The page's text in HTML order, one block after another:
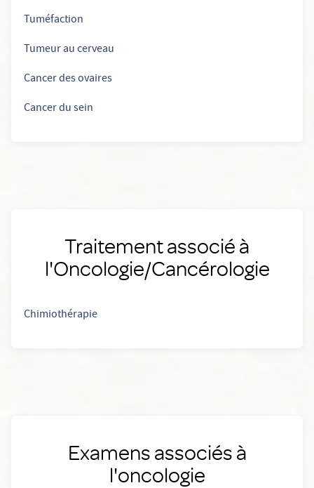
Tuméfaction
Tumeur au cerveau
Cancer des ovaires
Cancer du sein
Traitement associé à
l'Oncologie/Cancérologie
Chimiothérapie
Examens associés à
l'oncologie